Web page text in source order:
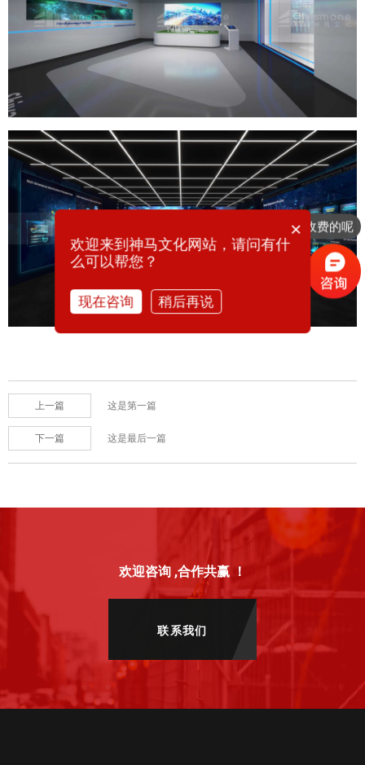
上一篇 这是第一篇
下一篇 这是最后一篇
欢迎咨询 ,合作共赢 ！
联系我们
你们是怎么收费的呢
×
欢迎来到神马文化网站，请问有什
么可以帮您？
现在咨询 稍后再说